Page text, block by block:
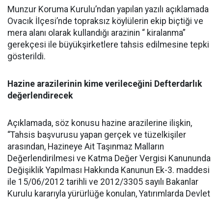
Munzur Koruma Kurulu’ndan yapılan yazılı açıklamada
Ovacık İlçesi’nde topraksız köylülerin ekip biçtiği ve
mera alanı olarak kullandığı arazinin “ kiralanma”
gerekçesi ile büyükşirketlere tahsis edilmesine tepki
gösterildi.
Hazine arazilerinin kime verileceğini Defterdarlık
değerlendirecek
Açıklamada, söz konusu hazine arazilerine ilişkin,
“Tahsis başvurusu yapan gerçek ve tüzelkişiler
arasından, Hazineye Ait Taşınmaz Malların
Değerlendirilmesi ve Katma Değer Vergisi Kanununda
Değişiklik Yapılması Hakkında Kanunun Ek-3. maddesi
ile 15/06/2012 tarihli ve 2012/3305 sayılı Bakanlar
Kurulu kararıyla yürürlüğe konulan, Yatırımlarda Devlet